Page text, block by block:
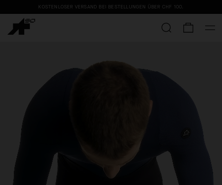
KOSTENLOSER VERSAND BEI BESTELLUNGEN ÜBER CHF 100.